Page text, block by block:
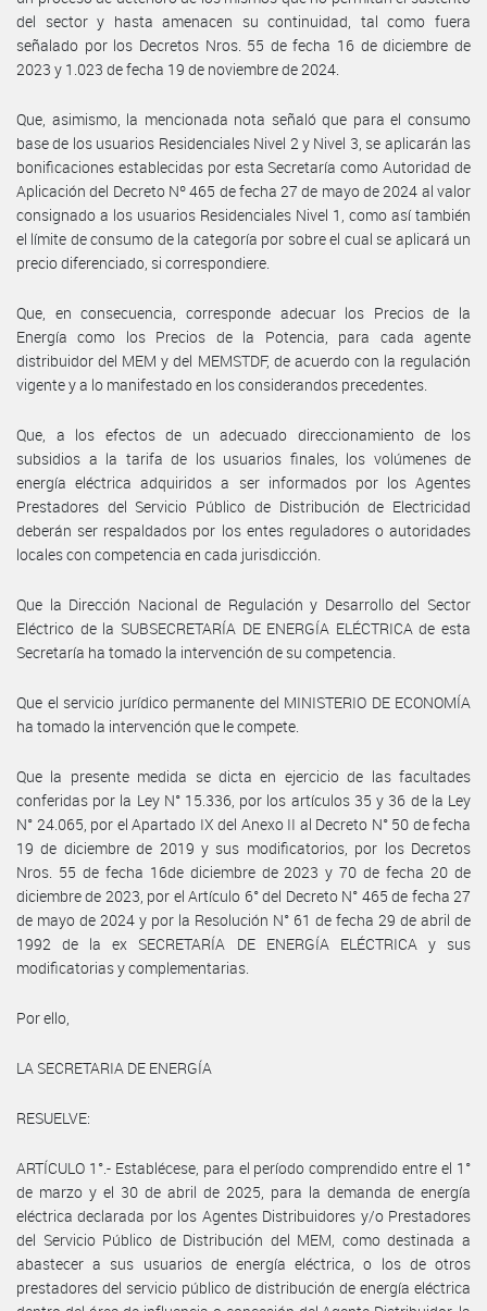
del sector y hasta amenacen su continuidad, tal como fuera
señalado por los Decretos Nros. 55 de fecha 16 de diciembre de
2023 y 1.023 de fecha 19 de noviembre de 2024.
Que, asimismo, la mencionada nota señaló que para el consumo
base de los usuarios Residenciales Nivel 2 y Nivel 3, se aplicarán las
bonificaciones establecidas por esta Secretaría como Autoridad de
Aplicación del Decreto Nº 465 de fecha 27 de mayo de 2024 al valor
consignado a los usuarios Residenciales Nivel 1, como así también
el límite de consumo de la categoría por sobre el cual se aplicará un
precio diferenciado, si correspondiere.
Que, en consecuencia, corresponde adecuar los Precios de la
Energía como los Precios de la Potencia, para cada agente
distribuidor del MEM y del MEMSTDF, de acuerdo con la regulación
vigente y a lo manifestado en los considerandos precedentes.
Que, a los efectos de un adecuado direccionamiento de los
subsidios a la tarifa de los usuarios finales, los volúmenes de
energía eléctrica adquiridos a ser informados por los Agentes
Prestadores del Servicio Público de Distribución de Electricidad
deberán ser respaldados por los entes reguladores o autoridades
locales con competencia en cada jurisdicción.
Que la Dirección Nacional de Regulación y Desarrollo del Sector
Eléctrico de la SUBSECRETARÍA DE ENERGÍA ELÉCTRICA de esta
Secretaría ha tomado la intervención de su competencia.
Que el servicio jurídico permanente del MINISTERIO DE ECONOMÍA
ha tomado la intervención que le compete.
Que la presente medida se dicta en ejercicio de las facultades
conferidas por la Ley N° 15.336, por los artículos 35 y 36 de la Ley
N° 24.065, por el Apartado IX del Anexo II al Decreto N° 50 de fecha
19 de diciembre de 2019 y sus modificatorios, por los Decretos
Nros. 55 de fecha 16de diciembre de 2023 y 70 de fecha 20 de
diciembre de 2023, por el Artículo 6° del Decreto N° 465 de fecha 27
de mayo de 2024 y por la Resolución N° 61 de fecha 29 de abril de
1992 de la ex SECRETARÍA DE ENERGÍA ELÉCTRICA y sus
modificatorias y complementarias.
Por ello,
LA SECRETARIA DE ENERGÍA
RESUELVE:
ARTÍCULO 1°.- Establécese, para el período comprendido entre el 1°
de marzo y el 30 de abril de 2025, para la demanda de energía
eléctrica declarada por los Agentes Distribuidores y/o Prestadores
del Servicio Público de Distribución del MEM, como destinada a
abastecer a sus usuarios de energía eléctrica, o los de otros
prestadores del servicio público de distribución de energía eléctrica